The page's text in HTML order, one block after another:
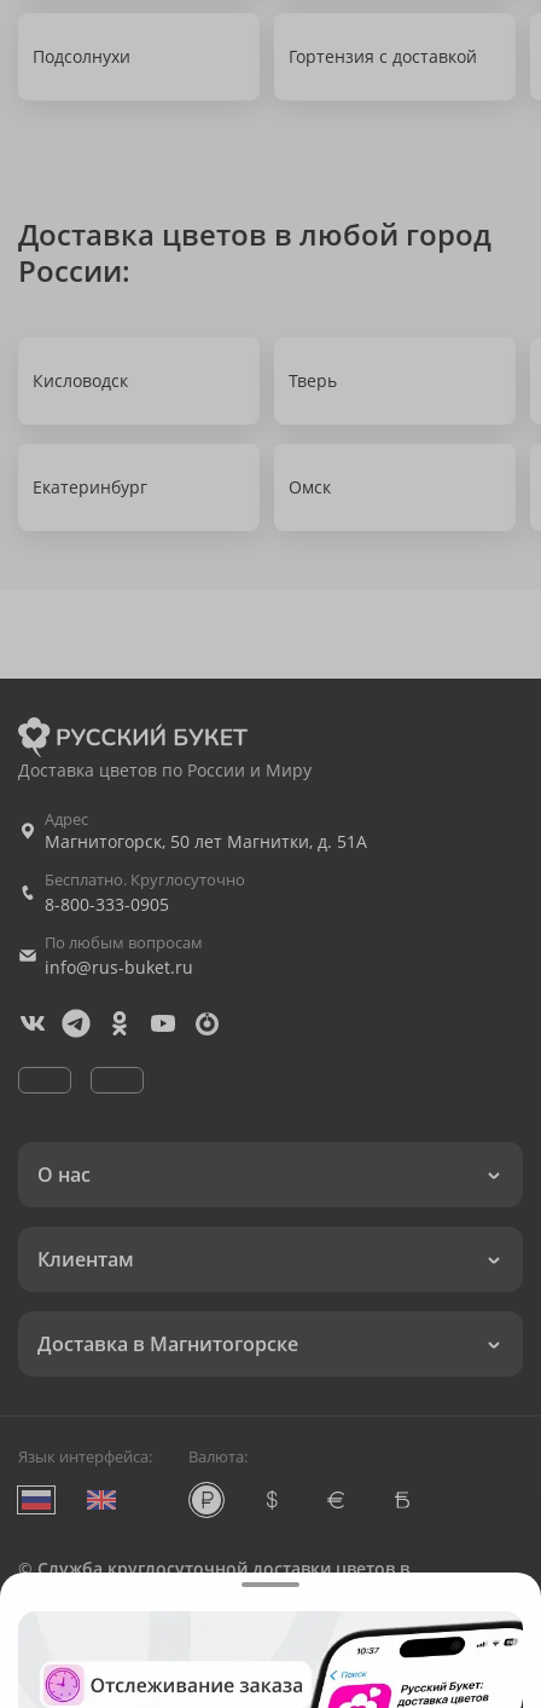
Подсолнухи Гортензия с доставкой
Доставка цветов в любой город
России:
Кисловодск Тверь
Екатеринбург Омск
Доставка цветов по России и Миру
Адрес
Магнитогорск, 50 лет Магнитки, д. 51А
Бесплатно. Круглосуточно
8-800-333-0905
По любым вопросам
info@rus-buket.ru
О нас
Клиентам
Доставка в Магнитогорске
Язык интерфейса: Валюта:
©Служба круглосуточной доставки цветов в
Русский Букет, 2026
Общество с ограниченной ответственностью «Технология»
ОГРН: 1195476081745, ИНН: 5410081997